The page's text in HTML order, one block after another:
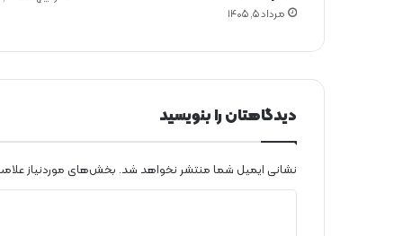
ی‌
ه
ن
؟
مرداد ۵, ۱۴۰۵
دیدگاهتان را بنویسید
نشانی ایمیل شما منتشر نخواهد شد. بخش‌های موردنیاز